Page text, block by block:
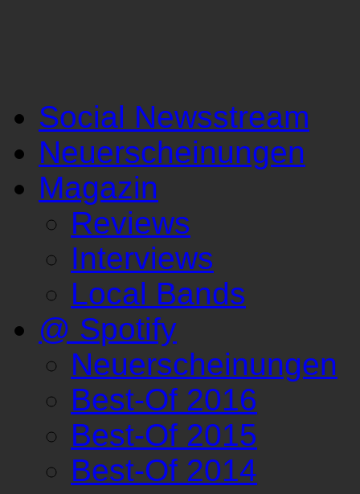
Social Newsstream
Neuerscheinungen
Magazin
Reviews
Interviews
Local Bands
@ Spotify
Neuerscheinungen
Best-Of 2016
Best-Of 2015
Best-Of 2014